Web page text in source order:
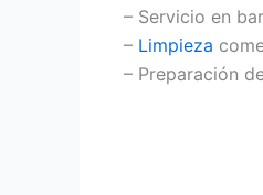
– Servicio en
– Limpieza
– Preparación